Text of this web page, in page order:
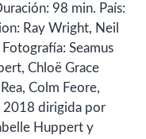
98 min. País:
Ray Wright, Neil
Seamus
Chloë Grace
Colm Feore,
2018 dirigida por
Huppert y